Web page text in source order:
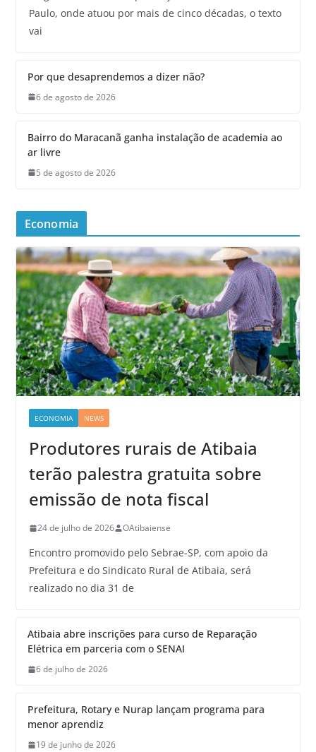
Paulo, onde atuou por mais de cinco décadas, o texto
vai
Por que desaprendemos a dizer não?
6 de agosto de 2026
Bairro do Maracanã ganha instalação de academia ao
ar livre
5 de agosto de 2026
Economia
ECONOMIA NEWS
Produtores rurais de Atibaia
terão palestra gratuita sobre
emissão de nota fiscal
24 de julho de 2026 OAtibaiense
Encontro promovido pelo Sebrae-SP, com apoio da
Prefeitura e do Sindicato Rural de Atibaia, será
realizado no dia 31 de
Atibaia abre inscrições para curso de Reparação
Elétrica em parceria com o SENAI
6 de julho de 2026
Prefeitura, Rotary e Nurap lançam programa para
menor aprendiz
19 de junho de 2026